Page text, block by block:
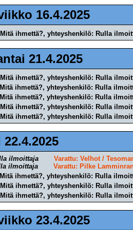
16.4.2025
Mitä ihmettä?, yhteyshenkilö: Rulla
21.4.2025
Mitä ihmettä?, yhteyshenkilö: Rulla
Mitä ihmettä?, yhteyshenkilö: Rulla
Mitä ihmettä?, yhteyshenkilö: Rulla
Mitä ihmettä?, yhteyshenkilö: Rulla
Mitä ihmettä?, yhteyshenkilö: Rulla
ilmoittaja
Varattu: Velhot /
ilmoittaja
Varattu: Pilke
Mitä ihmettä?, yhteyshenkilö: Rulla
Mitä ihmettä?, yhteyshenkilö: Rulla
Mitä ihmettä?, yhteyshenkilö: Rulla
23.4.2025